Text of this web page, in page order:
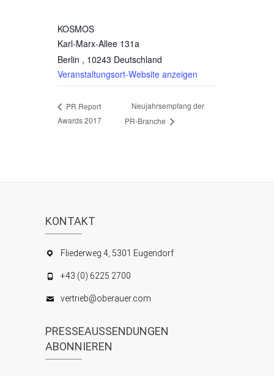
KOSMOS
Karl-Marx-Allee 131a
Berlin , 10243 Deutschland
Veranstaltungsort-Website anzeigen
PR Report
Awards 2017
Neujahrsempfang der
PR-Branche
KONTAKT
Fliederweg 4, 5301 Eugendorf
+43 (0) 6225 2700
vertrieb@oberauer.com
PRESSEAUSSENDUNGEN
ABONNIEREN